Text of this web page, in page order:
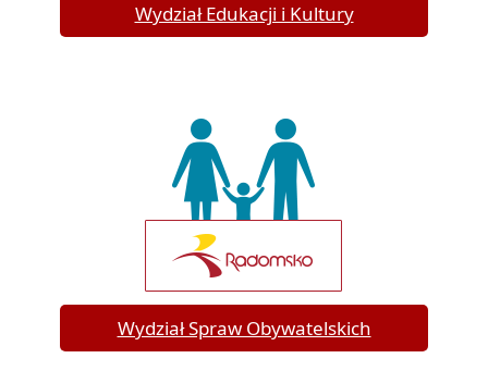
Wydział Edukacji i Kultury
Wydział Spraw Obywatelskich